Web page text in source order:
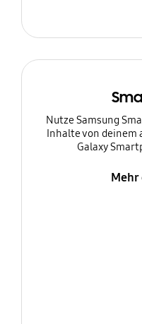
Nutze Samsung
Inhalte von deinem
Galaxy